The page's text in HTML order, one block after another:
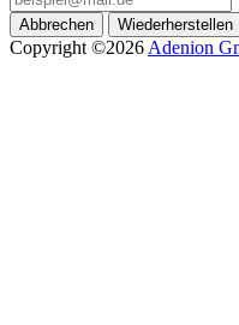
Abbrechen Wiederherstellen
Copyright ©2026Adenion